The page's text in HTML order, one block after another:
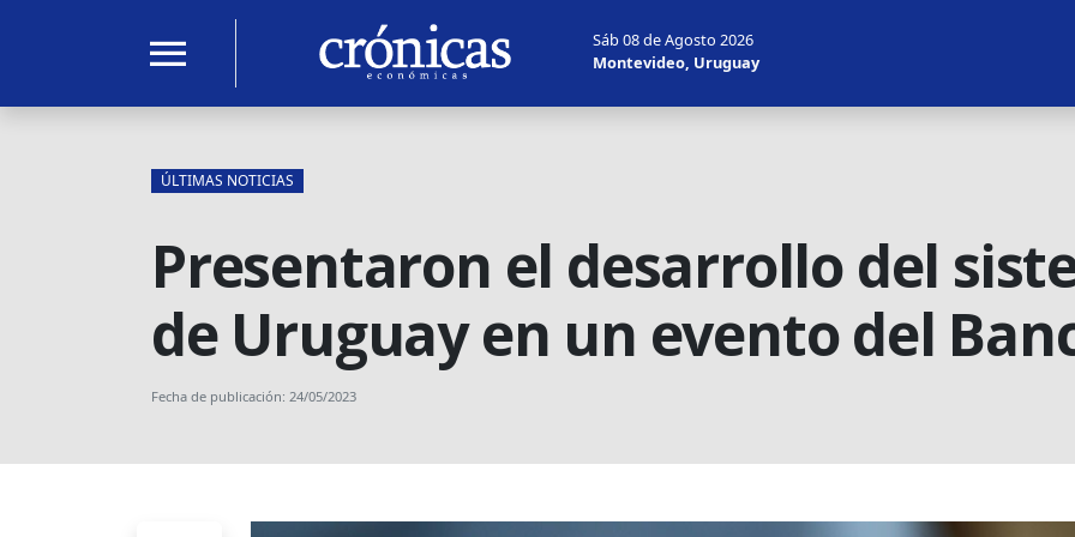
menu
Sáb 08 de Agosto 2026
Montevideo, Uruguay
ÚLTIMAS NOTICIAS
Presentaron el desarrollo del
de Uruguay en un evento del
Fecha de publicación: 24/05/2023